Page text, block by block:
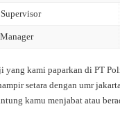
yang kami paparkan di PT
setara dengan umr
kamu menjabat atau